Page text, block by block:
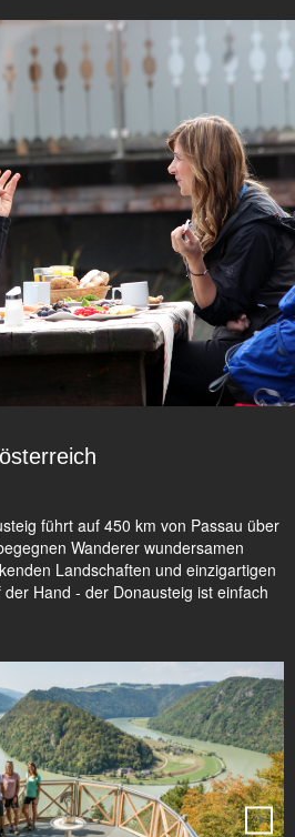
führt auf 450 km von Passau über
Wanderer wundersamen
Landschaften und einzigartigen
Hand - der Donausteig ist einfach